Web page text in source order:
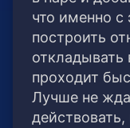
что именно с
построить
проходит
Лучше не
действовать,